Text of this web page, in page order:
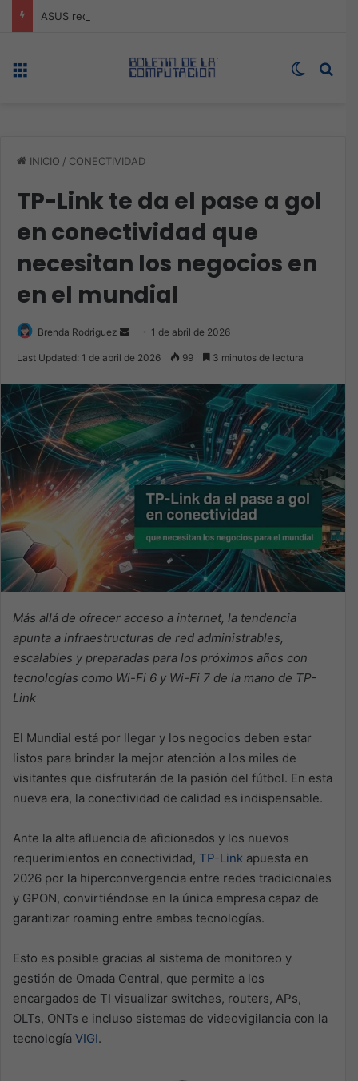
Switch
INICIO / CONECTIVIDAD
TP-Link te da el pase a gol
en conectividad que
necesitan los negocios en
en el mundial
Brenda Rodriguez
Send 1 de abril de 2026
Last Updated: 1 de abril de 2026 99 3 minutos de lectura
Más allá de ofrecer acceso a internet, la tendencia
apunta a infraestructuras de red administrables,
escalables y preparadas para los próximos años con
tecnologías como Wi-Fi 6 y Wi-Fi 7 de la mano de TP-
Link
El Mundial está por llegar y los negocios deben estar
listos para brindar la mejor atención a los miles de
visitantes que disfrutarán de la pasión del fútbol. En esta
nueva era, la conectividad de calidad es indispensable.
Ante la alta afluencia de aficionados y los nuevos
requerimientos en conectividad, TP-Link apuesta en
2026 por la hiperconvergencia entre redes tradicionales
y GPON, convirtiéndose en la única empresa capaz de
garantizar roaming entre ambas tecnologías.
Esto es posible gracias al sistema de monitoreo y
gestión de Omada Central, que permite a los
encargados de TI visualizar switches, routers, APs,
OLTs, ONTs e incluso sistemas de videovigilancia con la
tecnología VIGI.